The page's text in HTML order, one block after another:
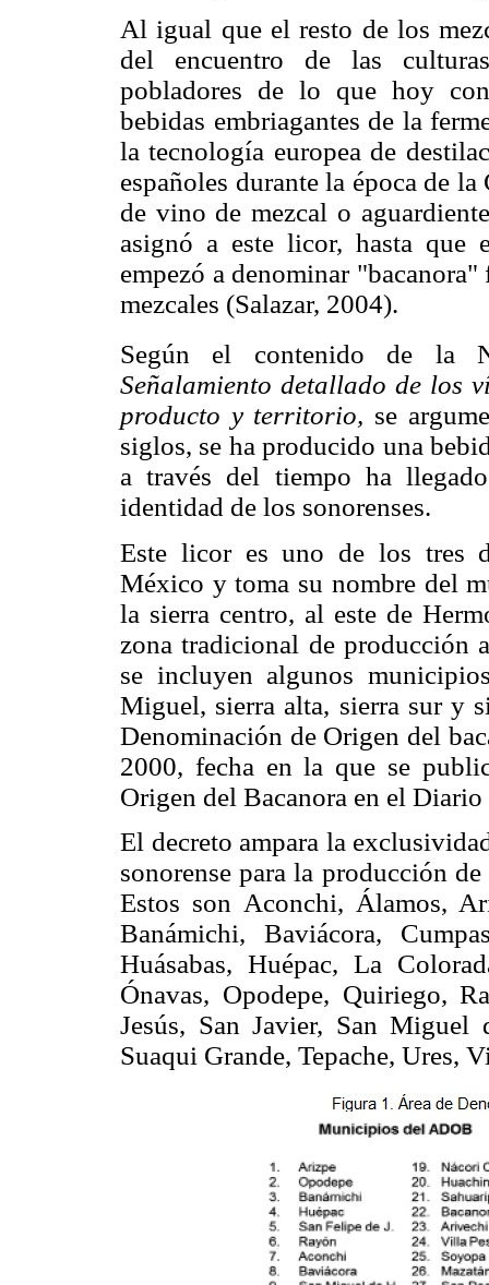
Al igual que el resto de los
del encuentro de las
pobladores de lo que hoy
bebidas embriagantes de la
la tecnología europea de
españoles durante la época de
de vino de mezcal o
asignó a este licor, hasta
empezó a denominar
mezcales (Salazar, 2004).
Según el contenido de la
Señalamiento detallado de los
producto y territorio, se
siglos, se ha producido una
a través del tiempo ha
identidad de los sonorenses.
Este licor es uno de los tres
México y toma su nombre del
la sierra centro, al este de
zona tradicional de producción
se incluyen algunos
Miguel, sierra alta, sierra sur y
Denominación de Origen del
2000, fecha en la que se
Origen del Bacanora en el
El decreto ampara la
sonorense para la producción
Estos son Aconchi, Álamos,
Banámichi, Baviácora,
Huásabas, Huépac, La
Ónavas, Opodepe, Quiriego,
Jesús, San Javier, San
Suaqui Grande, Tepache, Ures,